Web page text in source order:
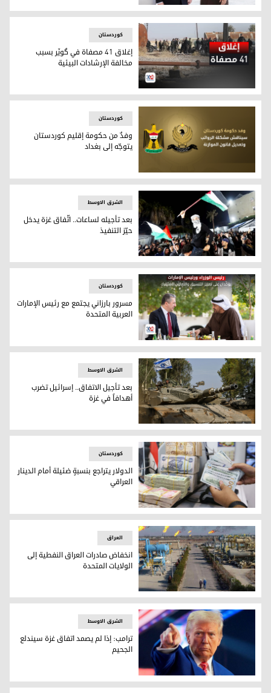
الإعلام الإماراتي يولي اهتماماً بزيارة مسرور بارزاني إلى أبو ظبي
إغلاق 41 مصفاة في گوێر بسبب مخالفة الإرشادات البيئية
کوردستان
إغلاق 41 مصفاة في گوێر بسبب
مخالفة الإرشادات البيئية
وفدٌ من حكومة إقليم كوردستان يتوجّه إلى بغداد
کوردستان
وفدٌ من حكومة إقليم كوردستان
يتوجّه إلى بغداد
فرحة أهالي غزة بوقف إطلاق النار (وكالات)
الشرق الاوسط
بعد تأجيله لساعات.. اتّفاق غزة يدخل
حيّز التنفيذ
مسرور بارزاني يجتمع مع رئيس الإمارات العربية المتحدة
کوردستان
مسرور بارزاني يجتمع مع رئيس الإمارات
العربية المتحدة
دبابة إسرائيلية (رويترز)
الشرق الاوسط
بعد تأجيل الاتفاق.. إسرائيل تضرب
أهدافاً في غزة
الدولار يتراجع بنسبةٍ ضئيلة أمام الدينار العراقي
کوردستان
الدولار يتراجع بنسبةٍ ضئيلة أمام الدينار
العراقي
انخفاض صادرات العراق النفطية إلى الولايات المتحدة
العراق
انخفاض صادرات العراق النفطية إلى
الولايات المتحدة
ترامب: إذا لم يصمد اتفاق غزة سيندلع الجحيم
الشرق الاوسط
ترامب: إذا لم يصمد اتفاق غزة سيندلع
الجحيم